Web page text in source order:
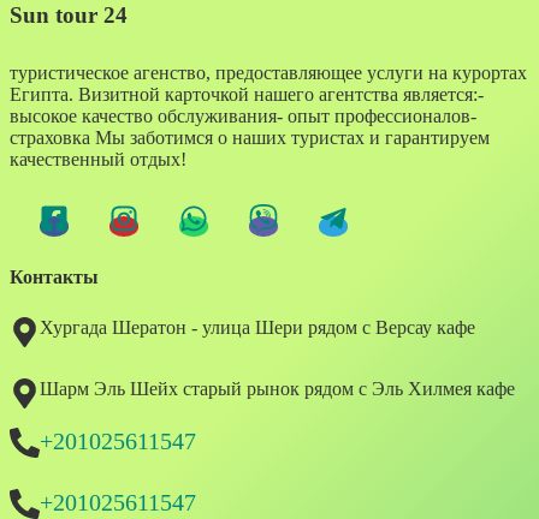
Sun tour 24
туристическое агенство, предоставляющее услуги на курортах
Египта. Визитной карточкой нашего агентства является:-
высокое качество обслуживания- опыт профессионалов-
страховка Мы заботимся о наших туристах и гарантируем
качественный отдых!
Контакты
Хургада Шератон - улица Шери рядом с Версау кафе
Шарм Эль Шейх старый рынок рядом с Эль Хилмея кафе
+201025611547
+201025611547